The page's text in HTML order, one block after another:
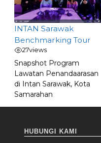
INTAN Sarawak
Benchmarking Tour
27views
Snapshot Program
Lawatan Penandaarasan
di Intan Sarawak, Kota
Samarahan
HUBUNGI KAMI